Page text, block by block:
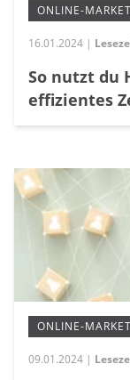
ONLINE-
16.01.2024 |
So nutzt du
effizientes
ONLINE-
09.01.2024 |